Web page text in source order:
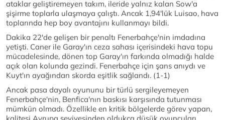
ataklar geliştiremeyen takım, ileride yalnız kalan Sow'a
şişirme toplarla ulaşmaya çalıştı. Ancak 1,94'lük Luisao, hava
toplarında hep boy avantajını kullanmayı bildi.
Dakika 22'de gelişen bir penaltı Fenerbahçe'nin imdadına
yetişti. Caner ile Garay'ın ceza sahası içerisindeki hava topu
mücadelesinde, dönen top Garay'ın farkında olmadığı halde
açık olan kolunda gezindi. Fenerbahçe için şans anıydı ve
Kuyt'ın ayağından skorda eşitlik sağlandı. (1-1)
Ancak pasa dayalı oyununu bir türlü sergileyemeyen
Fenerbahçe'nin, Benfica'nın baskısı karşısında tutunması
mümkün olmadı. Özellikle en kritik bölgelerde görev yapan,